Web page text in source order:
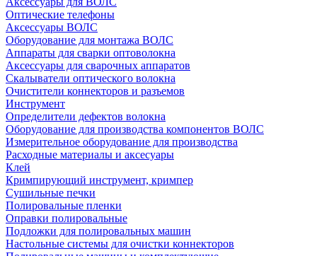
Оптические телефоны
Аксессуары ВОЛС
Оборудование для монтажа ВОЛС
Аппараты для сварки оптоволокна
Аксессуары для сварочных аппаратов
Скалыватели оптического волокна
Очистители коннекторов и разъемов
Инструмент
Определители дефектов волокна
Оборудование для производства компонентов ВОЛС
Измерительное оборудование для производства
Расходные материалы и аксесуары
Клей
Кримпирующий инструмент, кримпер
Сушильные печки
Полировальные пленки
Оправки полировальные
Подложки для полировальных машин
Настольные системы для очистки коннекторов